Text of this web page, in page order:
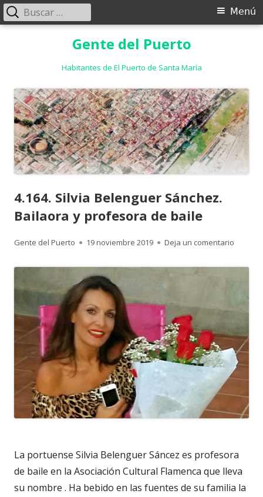
Gente del Puerto
Habitantes de El Puerto de Santa María
Menú
Menú
Buscar:
4.164. Silvia Belenguer Sánchez.
Bailaora y profesora de baile
Autor
Gente del Puerto
Publicado
19 noviembre 2019 Deja un comentario
La portuense Silvia Belenguer Sáncez es profesora
de baile en la Asociación Cultural Flamenca que lleva
su nombre . Ha bebido en las fuentes de su familia la